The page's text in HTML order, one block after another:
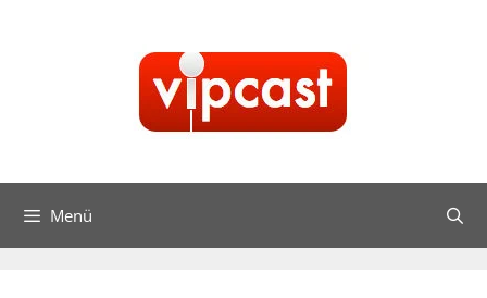
Menü